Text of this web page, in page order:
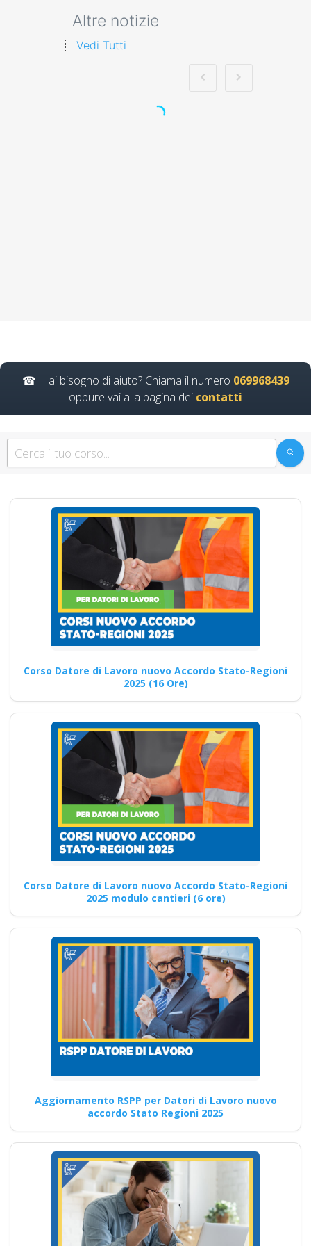
Altre notizie
Vedi Tutti
italiani di
aggiornamento
(DL.81/08, RSPP) e
CSP/CSE (DL.81/08)
virtuale
Riconoscimento
della formazione con
nuovo Accordo 2025
DRV - Documento
Valutazione Rischio
Online formazione in
salute e sicurezza
Formazione specifica per
formatori alto rischio secondo
il D.lgs 81/2008 Modulo
Aggiuntivo…
Continua
Modulo Aggiuntivo
Cantieri Edili 6 ore
attenzione sulla
formazione specifica
per i lavoratori
esposti a rischi
elevati
Formatore sicurezza sul
lavoro: come pianificare e
fornire formazione efficace
per promuovere…
Novità normative
sull'attestato del
datore di lavoro:
revisioni e
aggiornamenti
Hai bisogno di aiuto? Chiama il numero 069968439
oppure vai alla pagina dei contatti
Corso Datore di Lavoro nuovo Accordo Stato-Regioni
2025 (16 Ore)
Corso Datore di Lavoro nuovo Accordo Stato-Regioni
2025 modulo cantieri (6 ore)
Aggiornamento RSPP per Datori di Lavoro nuovo
accordo Stato Regioni 2025